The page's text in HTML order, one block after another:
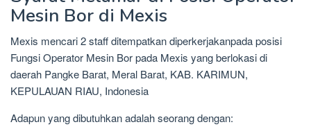
Mesin Bor di Mexis
Mexis mencari 2 staff ditempatkan diperkerjakanpada posisi
Fungsi Operator Mesin Bor pada Mexis yang berlokasi di
daerah Pangke Barat, Meral Barat, KAB. KARIMUN,
KEPULAUAN RIAU, Indonesia
Adapun yang dibutuhkan adalah seorang dengan: